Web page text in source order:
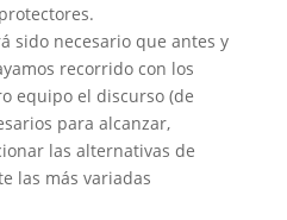
sido necesario que antes y
recorrido con los
equipo el discurso (de
para alcanzar,
las alternativas de
las más variadas